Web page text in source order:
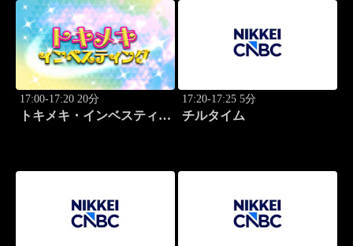
17:00-17:20 20分
トキメキ・インベスティン
17:20-17:25 5分
チルタイム